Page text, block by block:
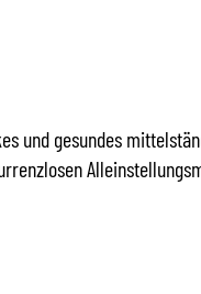
und gesundes